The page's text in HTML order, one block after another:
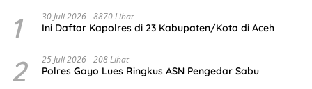
1 30 Juli 2026 8870 Lihat
Ini Daftar Kapolres di 23 Kabupaten/Kota di Aceh
2 25 Juli 2026 208 Lihat
Polres Gayo Lues Ringkus ASN Pengedar Sabu